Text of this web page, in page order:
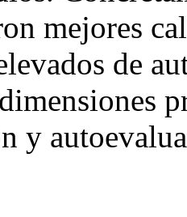
mejores
de
y